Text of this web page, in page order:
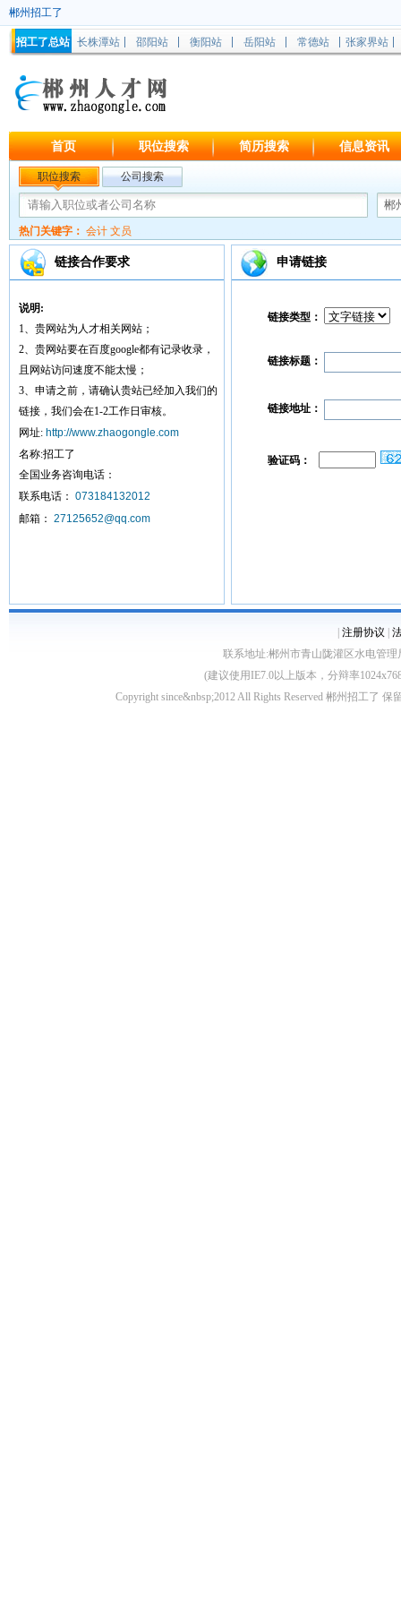
郴州招工了
招工了总站 长株潭站 邵阳站 衡阳站 岳阳站 常德站 张家界站
首页 职位搜索 简历搜索 信息资讯
职位搜索 公司搜索
热门关键字： 会计 文员
链接合作要求
说明:
1、贵网站为人才相关网站；
2、贵网站要在百度google都有记录收录，
且网站访问速度不能太慢；
3、申请之前，请确认贵站已经加入我们的
链接，我们会在1-2工作日审核。
网址: http://www.zhaogongle.com
名称:招工了
全国业务咨询电话：
联系电话： 073184132012
邮箱： 27125652@qq.com
申请链接
链接类型：
链接标题：
链接地址：
验证码：
注册协议
联系地址:郴州市青山陇灌区水电管理
(建议使用IE7.0以上版本，分辩率
Copyright since&nbsp;2012 All Rights Reserved 郴州招工了